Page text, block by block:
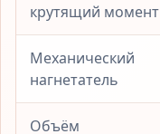
крутящий момент
Механический
нагнетатель
Объём